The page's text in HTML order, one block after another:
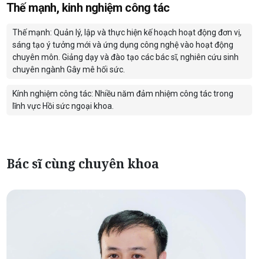
Thế mạnh, kinh nghiệm công tác
Thế mạnh: Quản lý, lập và thực hiện kế hoạch hoạt động đơn vị,
sáng tạo ý tưởng mới và ứng dụng công nghệ vào hoạt động
chuyên môn. Giảng dạy và đào tạo các bác sĩ, nghiên cứu sinh
chuyên ngành Gây mê hối sức.
Kính nghiệm công tác: Nhiều năm đảm nhiệm công tác trong
lĩnh vực Hồi sức ngoại khoa.
Bác sĩ cùng chuyên khoa